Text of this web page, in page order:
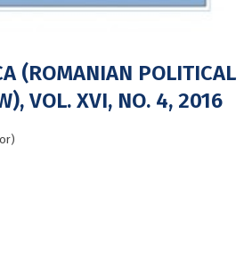
(ROMANIAN POLITICAL
VOL. XVI, NO. 4, 2016